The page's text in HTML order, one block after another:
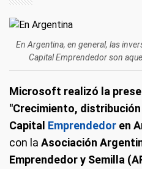
En Argentina, en general, las
Capital Emprendedor son
Microsoft realizó la
"Crecimiento,
Capital Emprendedor en
con la Asociación
Emprendedor y Semilla